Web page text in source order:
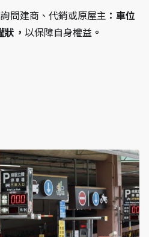
問建商、代銷或原屋主 ：車位
， 以保障自身權益。